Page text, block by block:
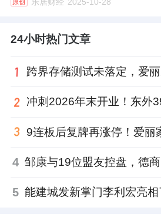
原创
24小时热门文章
4
5 能建城发新掌门李利宏亮相